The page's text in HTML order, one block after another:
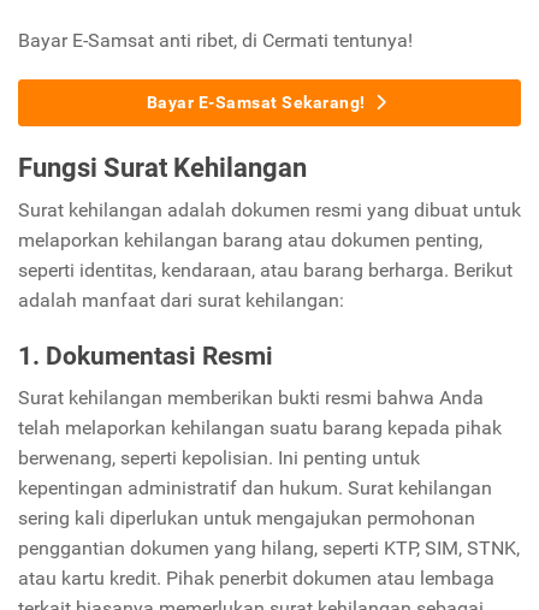
Bayar E-Samsat anti ribet, di Cermati tentunya!
Bayar E-Samsat Sekarang!
Fungsi Surat Kehilangan
Surat kehilangan adalah dokumen resmi yang dibuat untuk
melaporkan kehilangan barang atau dokumen penting,
seperti identitas, kendaraan, atau barang berharga. Berikut
adalah manfaat dari surat kehilangan:
1. Dokumentasi Resmi
Surat kehilangan memberikan bukti resmi bahwa Anda
telah melaporkan kehilangan suatu barang kepada pihak
berwenang, seperti kepolisian. Ini penting untuk
kepentingan administratif dan hukum. Surat kehilangan
sering kali diperlukan untuk mengajukan permohonan
penggantian dokumen yang hilang, seperti KTP, SIM, STNK,
atau kartu kredit. Pihak penerbit dokumen atau lembaga